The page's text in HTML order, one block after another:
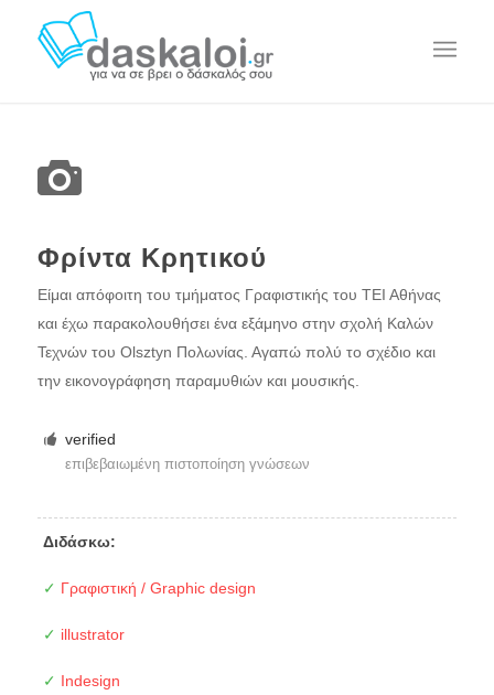
Φρίντα Κρητικού
Eίμαι απόφοιτη του τμήματος Γραφιστικής του ΤΕΙ Αθήνας
και έχω παρακολουθήσει ένα εξάμηνο στην σχολή Καλών
Τεχνών του Olsztyn Πολωνίας. Αγαπώ πολύ το σχέδιο και
την εικονογράφηση παραμυθιών και μουσικής.
verified
επιβεβαιωμένη πιστοποίηση γνώσεων
Διδάσκω:
✓ Γραφιστική / Graphic design
✓ illustrator
✓ Indesign